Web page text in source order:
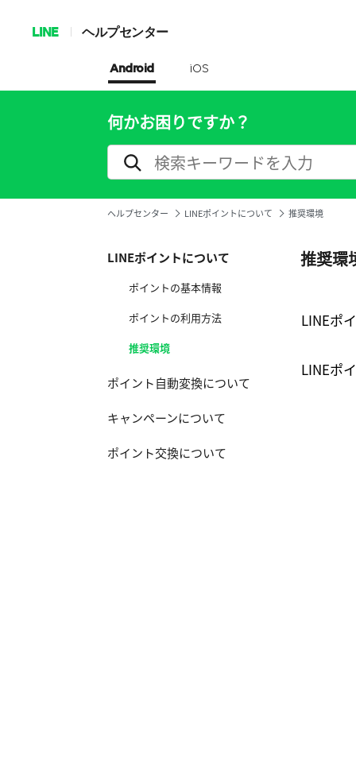
LINE ヘルプセンター
Android iOS
何かお困りですか？
ヘルプセンター LINEポイントについて 推奨環境
LINEポイントについて
ポイントの基本情報
ポイントの利用方法
推奨環境
ポイント自動変換について
キャンペーンについて
ポイント交換について
推奨環
LINEポ
LINEポ